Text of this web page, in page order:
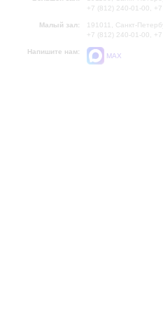
+7 (812) 240-01-00,
Малый зал:
191011, Санкт-
+7 (812) 240-01-00,
Напишите нам:
MAX